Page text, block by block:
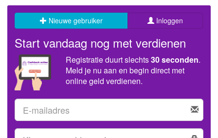
Nieuwe gebruiker Inloggen
Start vandaag nog met verdienen
Registratie duurt slechts30 seconden.
Meld je nu aan en begin direct met
online geld verdienen.